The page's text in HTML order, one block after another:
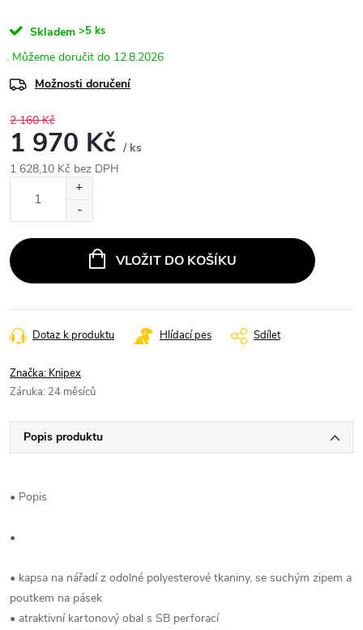
Skladem >5 ks
12.8.2026
Možnosti doručení
2 160 Kč
1 970 Kč / ks
1 628,10 Kč bez DPH
VLOŽIT DO KOŠÍKU
Dotaz k produktu Hlídací pes Sdílet
Značka: Knipex
Záruka: 24 měsíců
Popis produktu
• Popis
•
• kapsa na nářadí z odolné polyesterové tkaniny, se suchým zipem a
poutkem na pásek
• atraktivní kartonový obal s SB perforací